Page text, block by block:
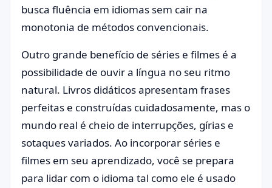
busca fluência em idiomas sem cair na
monotonia de métodos convencionais.
Outro grande benefício de séries e filmes é a
possibilidade de ouvir a língua no seu ritmo
natural. Livros didáticos apresentam frases
perfeitas e construídas cuidadosamente, mas o
mundo real é cheio de interrupções, gírias e
sotaques variados. Ao incorporar séries e
filmes em seu aprendizado, você se prepara
para lidar com o idioma tal como ele é usado